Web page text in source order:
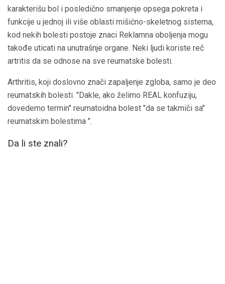
karakterišu bol i posledično smanjenje opsega pokreta i
funkcije u jednoj ili više oblasti mišićno-skeletnog sistema,
kod nekih bolesti postoje znaci Reklamna oboljenja mogu
takođe uticati na unutrašnje organe. Neki ljudi koriste reč
artritis da se odnose na sve reumatske bolesti.
Arthritis, koji doslovno znači zapaljenje zgloba, samo je deo
reumatskih bolesti. "Dakle, ako želimo REAL konfuziju,
dovedemo termin" reumatoidna bolest "da se takmiči sa"
reumatskim bolestima ".
Da li ste znali?